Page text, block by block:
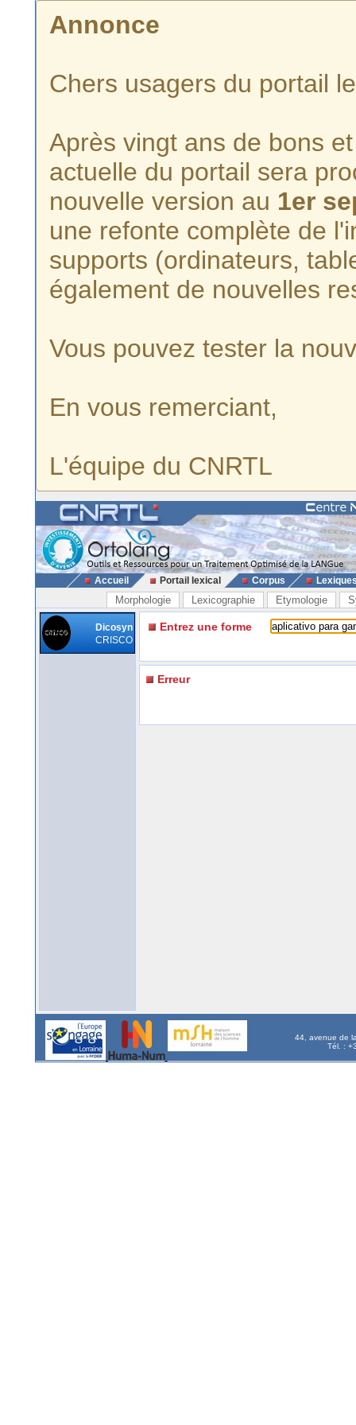
Annonce
Chers usagers du portail
Après vingt ans de bons
actuelle du portail sera
nouvelle version au 1er
une refonte complète de
supports (ordinateurs,
également de nouvelles
Vous pouvez tester la
En vous remerciant,
L'équipe du CNRTL
Accueil Portail lexical Corpus
Morphologie Lexicographie Etymologie
Dicosyn
CRISCO
Entrez une forme
Erreur
44, avenue de
Tél. :